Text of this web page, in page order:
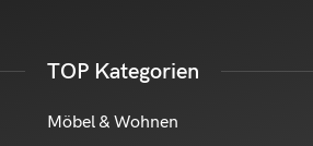
TOP Kategorien
Möbel & Wohnen